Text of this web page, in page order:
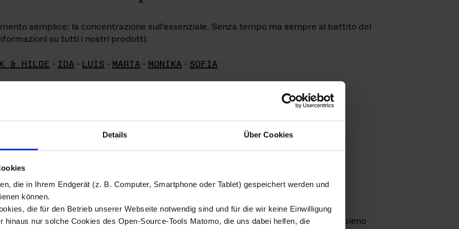
Details Über Cookies
die in Ihrem Endgerät (z. B. Computer, Smartphone oder Tablet) gespeichert werden und
können.
die für den Betrieb unserer Webseite notwendig sind und für die wir keine Einwilligung
hinaus nur solche Cookies des Open-Source-Tools Matomo, die uns dabei helfen, die
semplice: la concentrazione sull'essenziale. Senza tempo ma sempre al battito del
su tutti i nostri prodotti:
& HILDE - IDA - LUIS - MARTA - MONIKA - SOFIA
di immagini
materiale fotografico sono detenuti daDas ganze LebenGmbH e rimangono in pieno